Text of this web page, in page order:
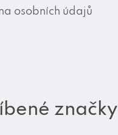
osobních údajů
značky